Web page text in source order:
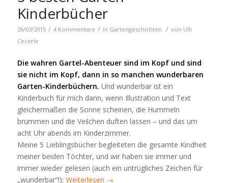
Kinderbücher
26/03/2015 / 4 Kommentare / in Gartengeschichten / von Ulli
Cecerle
Die wahren Gartel-Abenteuer sind im Kopf und sind
sie nicht im Kopf, dann in so manchen wunderbaren
Garten-Kinderbüchern. Und wunderbar ist ein
Kinderbuch für mich dann, wenn Illustration und Text
gleichermaßen die Sonne scheinen, die Hummeln
brummen und die Veilchen duften lassen – und das um
acht Uhr abends im Kinderzimmer.
Meine 5 Lieblingsbücher begleiteten die gesamte Kindheit
meiner beiden Töchter, und wir haben sie immer und
immer wieder gelesen (auch ein untrügliches Zeichen für
„wunderbar“!): Weiterlesen →